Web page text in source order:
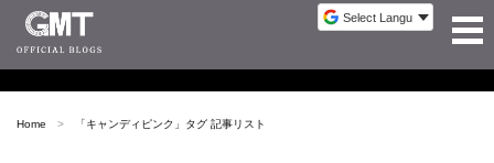
Home 「キャンディピンク 」タグ 記事リスト